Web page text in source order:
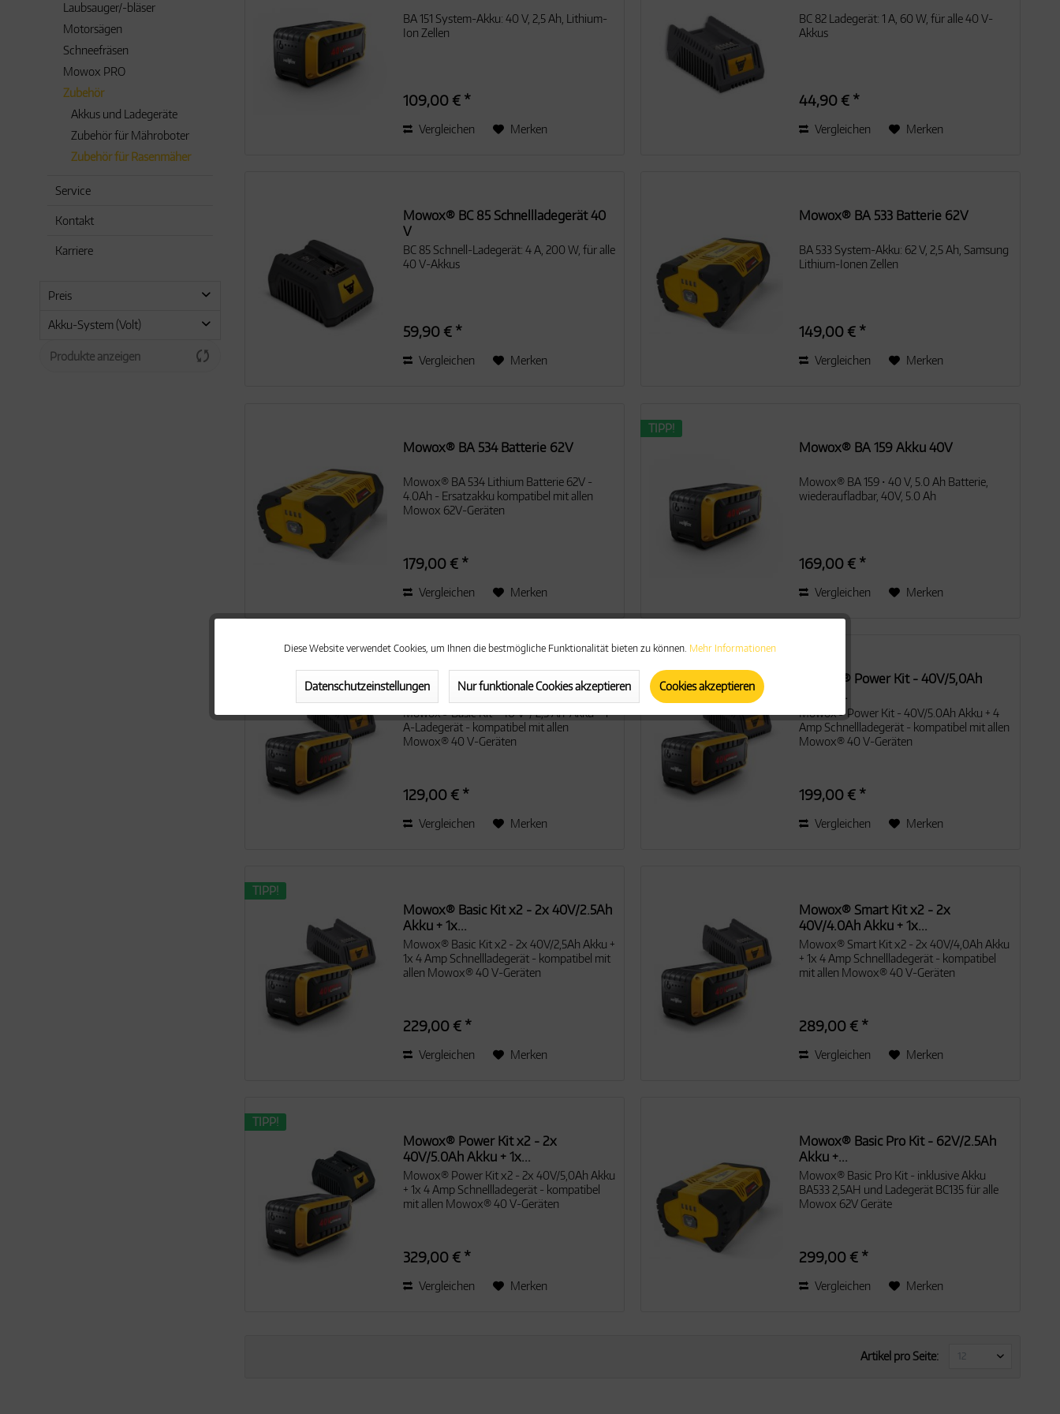
Laubsauger/-bläser
Motorsägen
Schneefräsen
Mowox PRO
Zubehör
Akkus und Ladegeräte
Zubehör für Mähroboter
Zubehör für Rasenmäher
Service
Kontakt
Karriere
Preis
Akku-System (Volt)
40V Max Lithium
Produkte anzeigen
BA 151 System-Akku: 40 V, 2,5 Ah, Lithium-
Ion Zellen
109,00 € *
Vergleichen Merken
BC 82 Ladegerät: 1 A, 60 W, für alle 40 V-
Akkus
44,90 € *
Vergleichen Merken
Mowox® BC 85 Schnellladegerät 40
V
BC 85 Schnell-Ladegerät: 4 A, 200 W, für alle
40 V-Akkus
59,90 € *
Vergleichen Merken
Mowox® BA 533 Batterie 62V
BA 533 System-Akku: 62 V, 2,5 Ah, Samsung
Lithium-Ionen Zellen
149,00 € *
Vergleichen Merken
Mowox® BA 534 Batterie 62V
Mowox® BA 534 Lithium Batterie 62V -
4.0Ah - Ersatzakku kompatibel mit allen
Mowox 62V-Geräten
179,00 € *
Vergleichen Merken
TIPP!
Mowox® BA 159 Akku 40V
Mowox® BA 159 • 40 V, 5.0 Ah Batterie,
wiederaufladbar, 40V, 5.0 Ah
169,00 € *
Vergleichen Merken
Mowox® Basic Kit - 40 V-/ 2,5 Ah-
Akku + 1...
Mowox® Basic Kit - 40 V-/ 2,5 Ah-Akku + 1
A-Ladegerät - kompatibel mit allen
Mowox® 40 V-Geräten
129,00 € *
Vergleichen Merken
Mowox® Power Kit - 40V/5,0Ah
Akku +...
Mowox® Power Kit - 40V/5.0Ah Akku + 4
Amp Schnellladegerät - kompatibel mit allen
Mowox® 40 V-Geräten
199,00 € *
Vergleichen Merken
TIPP!
Mowox® Basic Kit x2 - 2x 40V/2.5Ah
Akku + 1x...
Mowox® Basic Kit x2 - 2x 40V/2,5Ah Akku +
1x 4 Amp Schnellladegerät - kompatibel mit
allen Mowox® 40 V-Geräten
229,00 € *
Vergleichen Merken
Mowox® Smart Kit x2 - 2x
40V/4.0Ah Akku + 1x...
Mowox® Smart Kit x2 - 2x 40V/4,0Ah Akku
+ 1x 4 Amp Schnellladegerät - kompatibel
mit allen Mowox® 40 V-Geräten
289,00 € *
Vergleichen Merken
TIPP!
Mowox® Power Kit x2 - 2x
40V/5.0Ah Akku + 1x...
Mowox® Power Kit x2 - 2x 40V/5,0Ah Akku
+ 1x 4 Amp Schnellladegerät - kompatibel
mit allen Mowox® 40 V-Geräten
329,00 € *
Vergleichen Merken
Mowox® Basic Pro Kit - 62V/2.5Ah
Akku +...
Mowox® Basic Pro Kit - inklusive Akku
BA533 2,5AH und Ladegerät BC135 für alle
Mowox 62V Geräte
299,00 € *
Vergleichen Merken
Artikel pro Seite:
Aktiv
Aktiv
Tracking Aktiv
Personalisierung
Diese Website verwendet Cookies, um Ihnen die bestmögliche Funktionalität bieten zu können. Mehr Informationen
Datenschutzeinstellungen Nur funktionale Cookies akzeptieren Cookies akzeptieren